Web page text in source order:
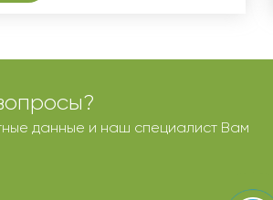
данные и наш специалист Вам